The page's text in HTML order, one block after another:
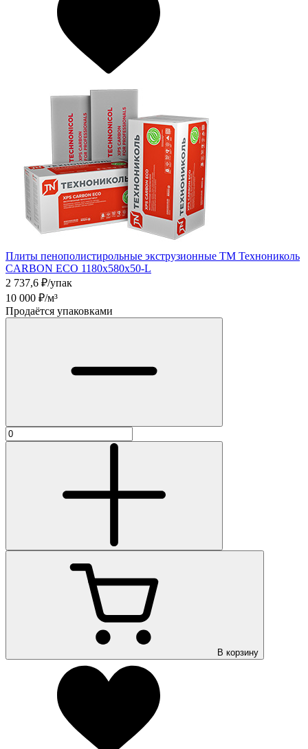
Плиты пенополистирольные экструзионные ТМ Технониколь
CARBON ECO 1180х580х50-L
2 737,6 ₽/упак
10 000 ₽/м³
Продаётся упаковками
В корзину